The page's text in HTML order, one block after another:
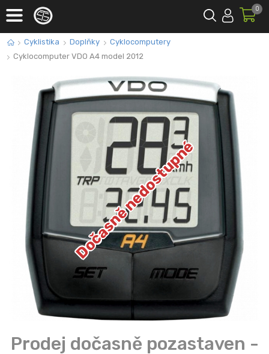
0
Cyklistika Doplňky
Cyklocomputery
Cyklocomputer VDO A4 model 2012
Dočasně nedostupné